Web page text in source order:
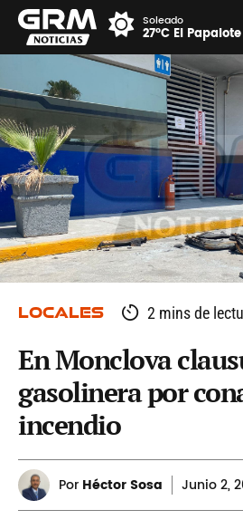
Soleado
27°C El Papalote
LOCALES 2 mins de
En Monclova
gasolinera por
incendio
Por Héctor Sosa Junio2,